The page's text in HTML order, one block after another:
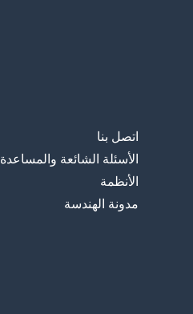
اتصل بنا
الأسئلة الشائعة والمساعدة
الأنظمة
مدونة الهندسة